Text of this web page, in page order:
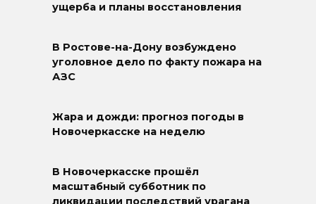
ущерба и планы восстановления
В Ростове-на-Дону возбуждено
уголовное дело по факту пожара на
АЗС
Жара и дожди: прогноз погоды в
Новочеркасске на неделю
В Новочеркасске прошёл
масштабный субботник по
ликвидации последствий урагана